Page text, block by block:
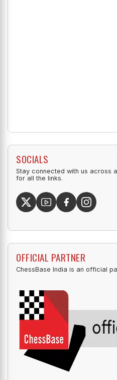
SOCIALS
Stay connected with us across
for all the links.
OFFICIAL PARTNER
ChessBase India is an official